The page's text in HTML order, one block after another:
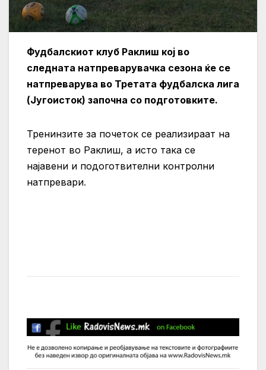
Фудбалскиот клуб Раклиш кој во
следната натпреварувачка сезона ќе се
натпреварува во Третата фудбалска лига
(Југоисток) започна со подготовките.
Тренинзите за почеток се реализираат на
теренот во Раклиш, а исто така се
најавени и подоготвителни контролни
натпревари.